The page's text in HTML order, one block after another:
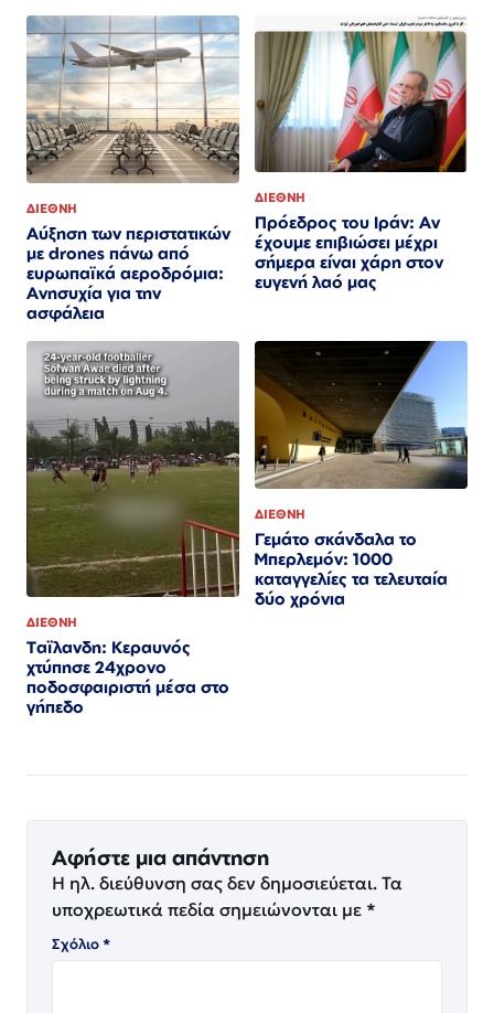
ΔΙΕΘΝΗ
Αύξηση των περιστατικών
με drones πάνω από
ευρωπαϊκά αεροδρόμια:
Ανησυχία για την
ασφάλεια
ΔΙΕΘΝΗ
Πρόεδρος του Ιράν: Αν
έχουμε επιβιώσει μέχρι
σήμερα είναι χάρη στον
ευγενή λαό μας
ΔΙΕΘΝΗ
Ταϊλανδη: Κεραυνός
χτύπησε 24χρονο
ποδοσφαιριστή μέσα στο
γήπεδο
ΔΙΕΘΝΗ
Γεμάτο σκάνδαλα το
Μπερλεμόν: 1000
καταγγελίες τα τελευταία
δύο χρόνια
Αφήστε μια απάντηση
Η ηλ. διεύθυνση σας δεν δημοσιεύεται. Τα
υποχρεωτικά πεδία σημειώνονται με *
Σχόλιο*